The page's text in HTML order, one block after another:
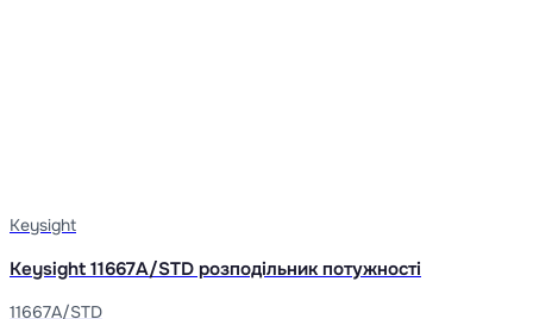
Keysight
Keysight 11667A/STD розподільник потужності
11667A/STD